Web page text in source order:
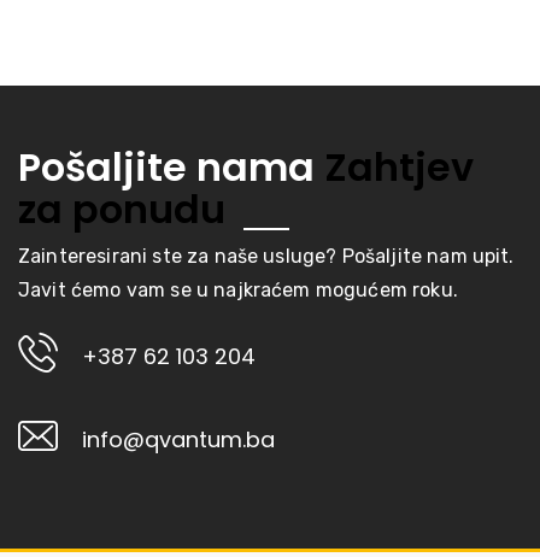
Pošaljite nama Zahtjev
za ponudu
Zainteresirani ste za naše usluge? Pošaljite nam upit.
Javit ćemo vam se u najkraćem mogućem roku.
+387 62 103 204
info@qvantum.ba